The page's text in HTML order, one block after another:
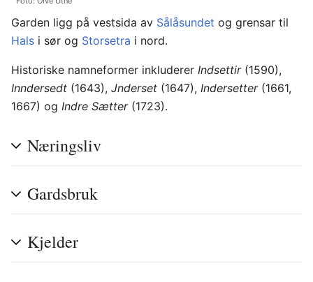
Garden ligg på vestsida av Sålåsundet og grensar til
Hals i sør og Storsetra i nord.
Historiske namneformer inkluderer Indsettir(1590),
Inndersedt (1643), Jnderset (1647), Indersetter(1661,
1667) og Indre Sætter(1723).
Næringsliv
Gardsbruk
Kjelder